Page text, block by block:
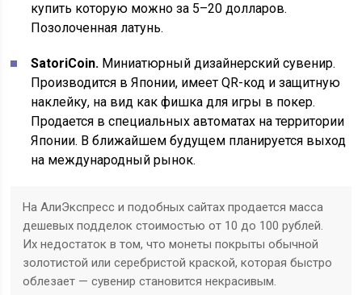
купить которую можно за 5–20 долларов.
Позолоченная латунь.
SatoriCoin. Миниатюрный дизайнерский сувенир.
Производится в Японии, имеет QR-код и защитную
наклейку, на вид как фишка для игры в покер.
Продается в специальных автоматах на территории
Японии. В ближайшем будущем планируется выход
на международный рынок.
На АлиЭкспресс и подобных сайтах продается масса
дешевых подделок стоимостью от 10 до 100 рублей.
Их недостаток в том, что монеты покрыты обычной
золотистой или серебристой краской, которая быстро
облезает — сувенир становится некрасивым.